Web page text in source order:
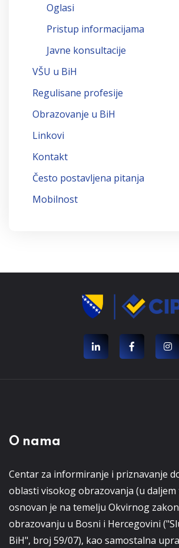
Oglasi
Pristup informacijama
Javne konsultacije
VŠU u BiH
Regulisane profesije
Obrazovanje u BiH
Linkovi
Kontakt
Često postavljena pitanja
Mobilnost
O nama
Centar za informiranje i priznavanje
oblasti visokog obrazovanja (u daljem
osnovan je na temelju Okvirnog
obrazovanju u Bosni i Hercegovini
BiH", broj 59/07), kao samostalna